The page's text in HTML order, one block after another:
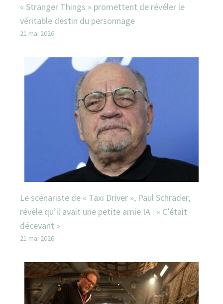
« Stranger Things » promettent de révéler le
véritable destin du personnage
21 mai 2026
Le scénariste de « Taxi Driver », Paul Schrader,
révèle qu’il avait une petite amie IA : « C’était
décevant »
21 mai 2026